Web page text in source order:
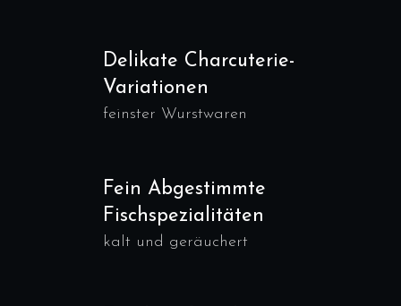
Delikate Charcuterie-
Variationen
feinster Wurstwaren
Fein Abgestimmte
Fischspezialitäten
kalt und geräuchert